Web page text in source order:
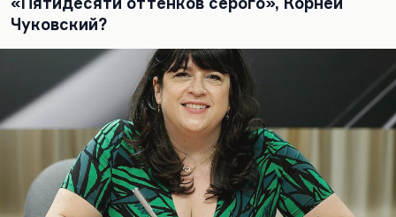
побольше спокойствия, рациональности,
реалистов, был знаменитый кружок Телешова и
Бунина «Среда», в котором была гораздо более
здоровая атмосфера, чем в кабаке «Бродячая
собака», который выведен у Толстого под
названием «Подземная клюква».
Но идет 1915 год, а действие происходит вообще
в 1912. Уже нет «Среды», она собирается очень
редко, многие уехали за границу, кто-то в
эмиграции, кто-то…
Чуковский?